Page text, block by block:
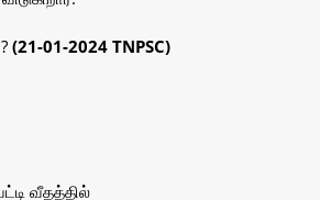
(21-01-2024 TNPSC)
வீதத்தில்